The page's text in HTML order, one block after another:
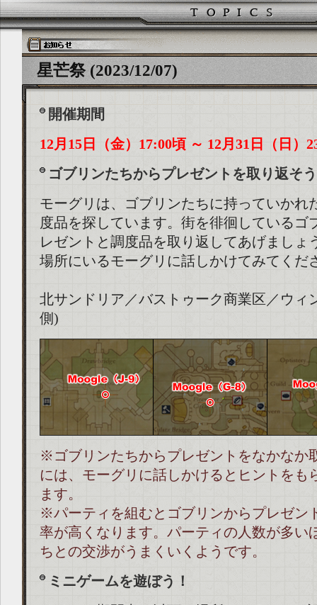
星芒祭 (2023/12/07)
開催期間
12月15日（金）17:00頃 ～ 12月31日（日）
ゴブリンたちからプレゼントを取り返そ
モーグリは、ゴブリンたちに持っていかれ
度品を探しています。街を徘徊しているゴ
レゼントと調度品を取り返してあげましょ
場所にいるモーグリに話しかけてみてくだ
北サンドリア／バストゥーク商業区／ウィ
側)
※ゴブリンたちからプレゼントをなかなか
には、モーグリに話しかけるとヒントをも
ます。
※パーティを組むとゴブリンからプレゼン
率が高くなります。パーティの人数が多い
ちとの交渉がうまくいくようです。
ミニゲームを遊ぼう！